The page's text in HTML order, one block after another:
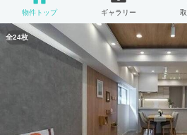
物件トップ ギャラリー
全24枚